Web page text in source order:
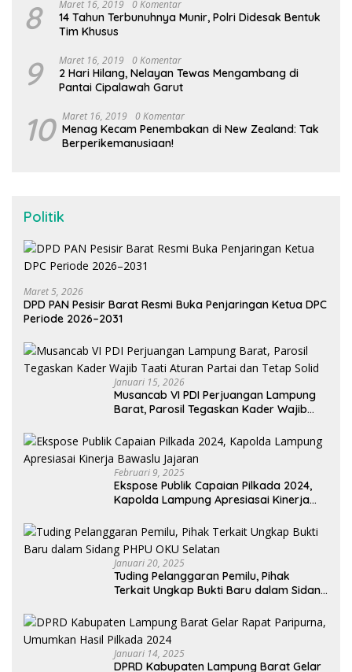
8 Maret 16, 2019 0 Komentar
14 Tahun Terbunuhnya Munir, Polri Didesak Bentuk
Tim Khusus
9 Maret 16, 2019 0 Komentar
2 Hari Hilang, Nelayan Tewas Mengambang di
Pantai Cipalawah Garut
10 Maret 16, 2019 0 Komentar
Menag Kecam Penembakan di New Zealand: Tak
Berperikemanusiaan!
Politik
Maret 5, 2026
DPD PAN Pesisir Barat Resmi Buka Penjaringan Ketua DPC
Periode 2026–2031
Januari 15, 2026
Musancab VI PDI Perjuangan Lampung
Barat, Parosil Tegaskan Kader Wajib
Februari 9, 2025
Ekspose Publik Capaian Pilkada 2024,
Kapolda Lampung Apresiasai Kinerja
Januari 20, 2025
Tuding Pelanggaran Pemilu, Pihak
Terkait Ungkap Bukti Baru dalam Sidang
Januari 14, 2025
DPRD Kabupaten Lampung Barat Gelar